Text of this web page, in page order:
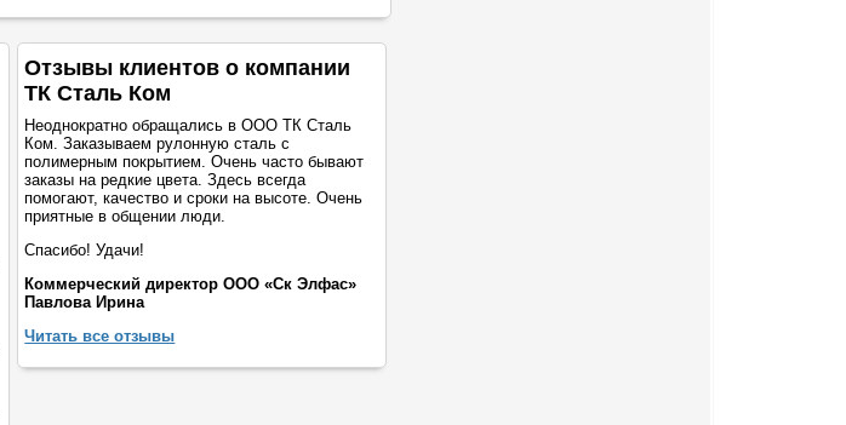
Отзывы клиентов о компании
ТК Сталь Ком
Неоднократно обращались в ООО ТК Сталь
Ком. Заказываем рулонную сталь с
полимерным покрытием. Очень часто бывают
заказы на редкие цвета. Здесь всегда
помогают, качество и сроки на высоте. Очень
приятные в общении люди.
Спасибо! Удачи!
Коммерческий директор ООО «Ск Элфас»
Павлова Ирина
Читать все отзывы